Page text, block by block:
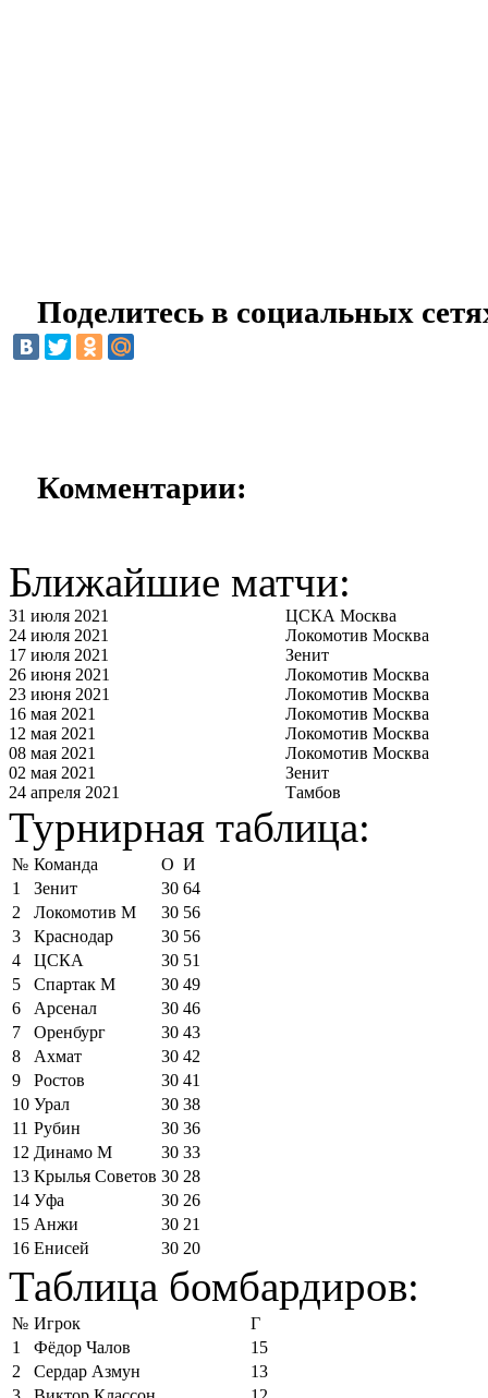
Поделитесь в социальных
Комментарии:
Ближайшие матчи:
31 июля 2021
ЦСКА Москва
24 июля 2021
Локомотив Москва
17 июля 2021
Зенит
26 июня 2021
Локомотив Москва
23 июня 2021
Локомотив Москва
16 мая 2021
Локомотив Москва
12 мая 2021
Локомотив Москва
08 мая 2021
Локомотив Москва
02 мая 2021
Зенит
24 апреля 2021
Тамбов
Турнирная таблица:
№ Команда О И
1
Зенит 30 64
2
Локомотив М 30 56
3
Краснодар 30 56
4
ЦСКА 30 51
5
Спартак М 30 49
6
Арсенал 30 46
7
Оренбург 30 43
8
Ахмат 30 42
9
Ростов 30 41
10 Урал 30 38
11 Рубин 30 36
12 Динамо М 30 33
13 Крылья Советов 30 28
14 Уфа 30 26
15 Анжи 30 21
16 Енисей 30 20
Таблица бомбардиров:
№ Игрок
Г
1
Фёдор Чалов
15
2
Сердар Азмун
13